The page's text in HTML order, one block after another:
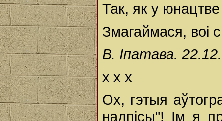
Так, як у
Змагаймася, воі
В. Іпатава.
х х х
Ох, гэтыя
надпісы"! Ім я